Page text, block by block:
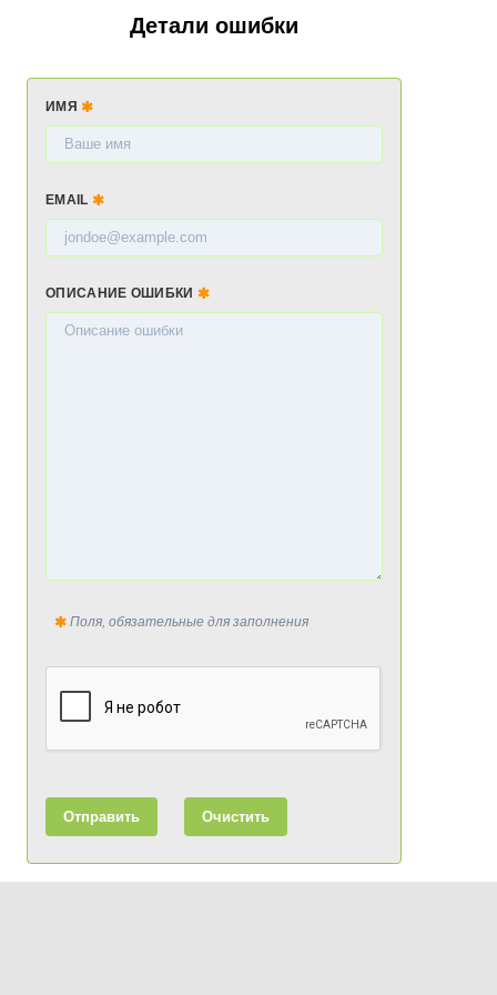
Детали ошибки
ИМЯ
EMAIL
ОПИСАНИЕ ОШИБКИ
Поля, обязательные для заполнения
Отправить Очистить